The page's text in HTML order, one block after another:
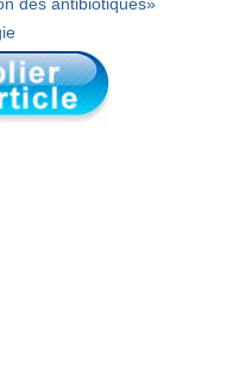
des antibiotiques»